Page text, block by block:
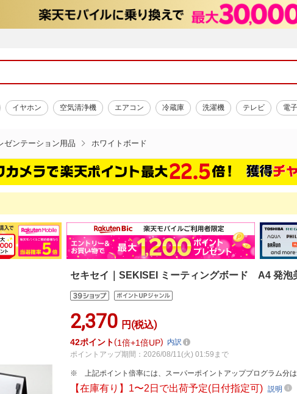
イヤホン 空気清浄機 エアコン 冷蔵庫 洗濯機 テレビ 電
ゼンテーション用品 ホワイトボード
セキセイ｜SEKISEI ミーティングボード A4 発泡
2,370 円(税込)
42ポイント 1倍 1倍UP
内訳
ポイントアップ期間：2026/08/11(火) 01:59まで
上記ポイント倍率には、スーパーポイントアッププログラム分
【在庫有り】1〜2日で出荷予定(日付指定可)説明